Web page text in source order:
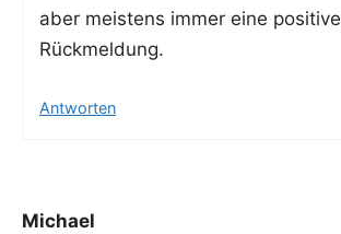
aber meis­tens immer eine posi­ti­ve
Rückmeldung.
Antworten
Michael